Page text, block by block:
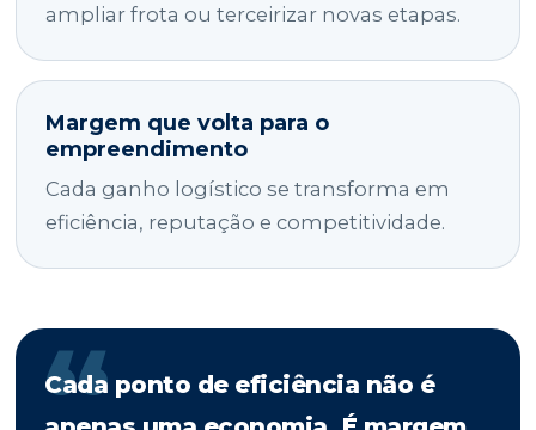
ampliar frota ou terceirizar novas etapas.
Margem que volta para o
empreendimento
Cada ganho logístico se transforma em
eficiência, reputação e competitividade.
Cada ponto de eficiência não é